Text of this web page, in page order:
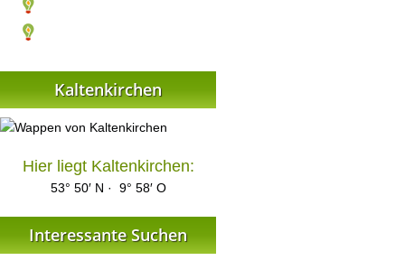
Kaltenkirchen
Hier liegt Kaltenkirchen:
53° 50′ N · 9° 58′ O
Interessante Suchen